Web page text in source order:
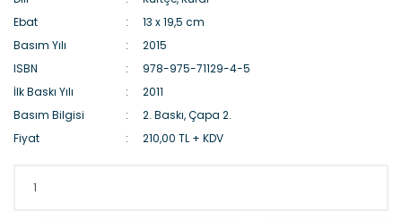
Ebat
13 x 19,5 cm
Basım Yılı
2015
ISBN
978-975-71129-4-5
İlk Baskı Yılı
2011
Basım Bilgisi
2. Baskı, Çapa 2.
Fiyat
210,00 TL + KDV